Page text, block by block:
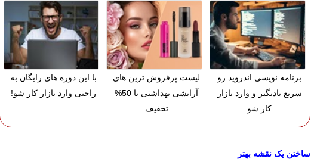
برنامه نویسی اندروید رو
سریع یادبگیر و وارد بازار
کار شو
لیست پرفروش ترین های
آرایشی بهداشتی با 50%
تخفیف
با این دوره های رایگان به
راحتی وارد بازار کار شو!
ساختن یک نقشه بهتر